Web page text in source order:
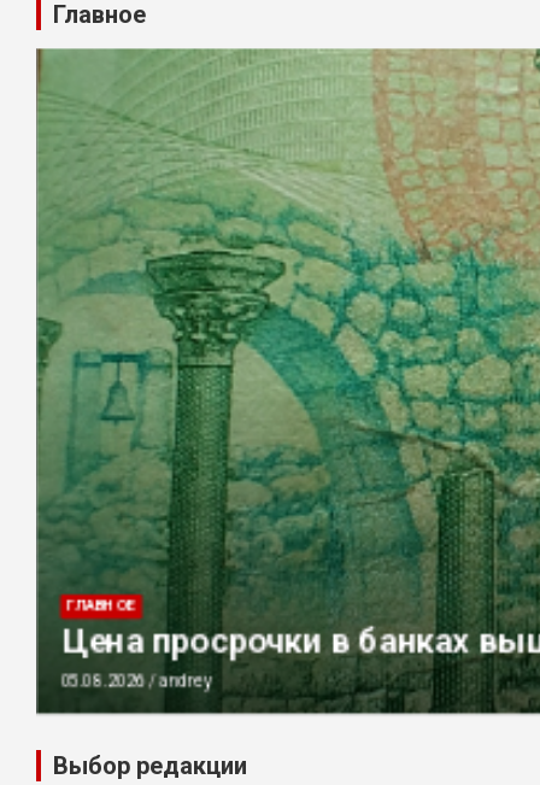
Главное
ГЛАВНОЕ ЭКОНОМИКА
Популярность наличных в
03.08.2026 andrey
Выбор редакции